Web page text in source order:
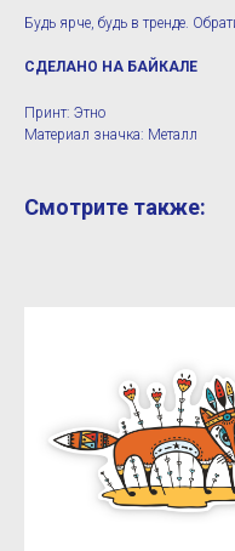
Будь ярче, будь в тренде.
СДЕЛАНО НА БАЙКАЛЕ
Принт: Этно
Материал значка: Металл
Смотрите также: